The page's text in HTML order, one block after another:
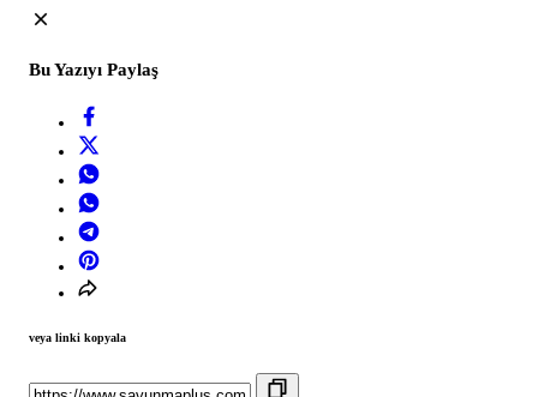
Bu Yazıyı Paylaş
veya linki kopyala